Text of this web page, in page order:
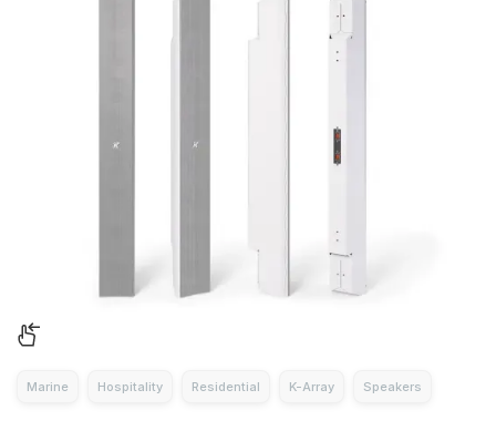
Marine Hospitality Residential K-Array Speakers